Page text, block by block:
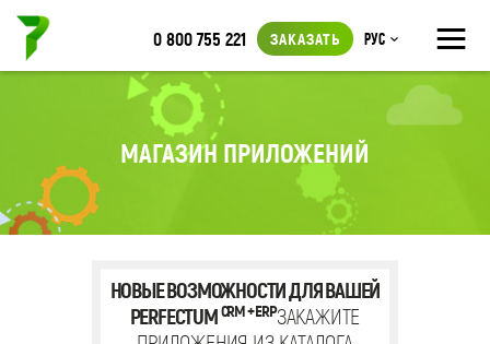
≡
0 800 755 221 ЗАКАЗАТЬ Рус
МАГАЗИН ПРИЛОЖЕНИЙ
НОВЫЕ ВОЗМОЖНОСТИ ДЛЯ ВАШЕЙ
PERFECTUMCRM + ERPЗАКАЖИТЕ